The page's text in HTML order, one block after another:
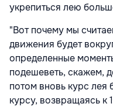
укрепиться лею
"Вот почему мы
движения будет
определенные
подешеветь, скажем,
потом вновь курс лея
курсу, возвращаясь к